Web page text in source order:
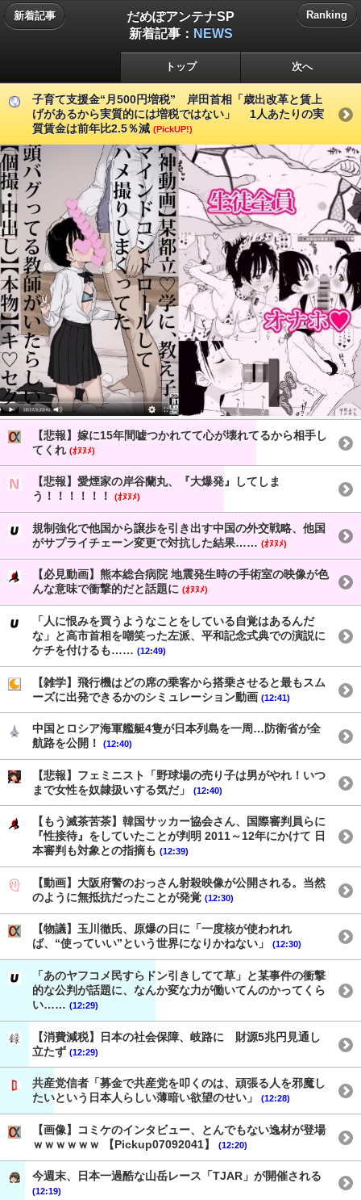
新着記事
だめぽアンテナSP
新着記事： NEWS
Ranking
トップ 次へ
子育て支援金“月500円増税” 岸田首相「歳出改革と賃上
げがあるから実質的には増税ではない」 1人あたりの実
質賃金は前年比2.5％減 (PickUP!)
【悲報】嫁に15年間嘘つかれてて心が壊れてるから相手し
てくれ (ｵﾇﾇﾒ)
【悲報】愛煙家の岸谷蘭丸、『大爆発』してしま
う！！！！！！
(ｵﾇﾇﾒ)
規制強化で他国から譲歩を引き出す中国の外交戦略、他国
がサプライチェーン変更で対抗した結果…… (ｵﾇﾇﾒ)
【必見動画】熊本総合病院 地震発生時の手術室の映像が色
んな意味で衝撃的だと話題に (ｵﾇﾇﾒ)
「人に恨みを買うようなことをしている自覚はあるんだ
な」と高市首相を嘲笑った左派、平和記念式典での演説に
ケチを付けるも…… (12:49)
【雑学】飛行機はどの席の乗客から搭乗させると最もスム
ーズに出発できるかのシミュレーション動画 (12:41)
中国とロシア海軍艦艇4隻が日本列島を一周…防衛省が全
航路を公開！
(12:40)
【悲報】フェミニスト「野球場の売り子は男がやれ！いつ
まで女性を奴隷扱いする気だ」
(12:40)
【もう滅茶苦茶】韓国サッカー協会さん、国際審判員らに
『性接待』をしていたことが判明 2011～12年にかけて 日
本審判も対象との指摘も (12:39)
【動画】大阪府警のおっさん射殺映像が公開される。当然
のように無抵抗だったことが発覚 (12:30)
【物議】玉川徹氏、原爆の日に「一度核が使われれ
ば、“使っていい”という世界になりかねない」
(12:30)
「あのヤフコメ民すらドン引きしてて草」と某事件の衝撃
的な公判が話題に、なんか変な力が働いてんのかってくら
い…… (12:29)
【消費減税】日本の社会保障、岐路に 財源5兆円見通し
立たず (12:29)
共産党信者「募金で共産党を叩くのは、頑張る人を邪魔し
たいという日本人らしい薄暗い欲望のせい」
(12:28)
【画像】コミケのインタビュー、とんでもない逸材が登場
ｗｗｗｗｗｗ 【Pickup07092041】
(12:20)
今週末、日本一過酷な山岳レース「TJAR」が開催される
(12:19)